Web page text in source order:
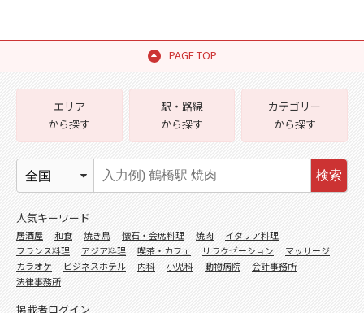
PAGE TOP
エリア
から探す
駅・路線
から探す
カテゴリー
から探す
検索
人気キーワード
居酒屋 和食 焼き鳥 懐石・会席料理 焼肉
イタリア料理
フランス料理
アジア料理 喫茶・カフェ リラクゼーション
マッサージ
カラオケ
ビジネスホテル 内科 小児科 動物病院
会計事務所
法律事務所
掲載者ログイン